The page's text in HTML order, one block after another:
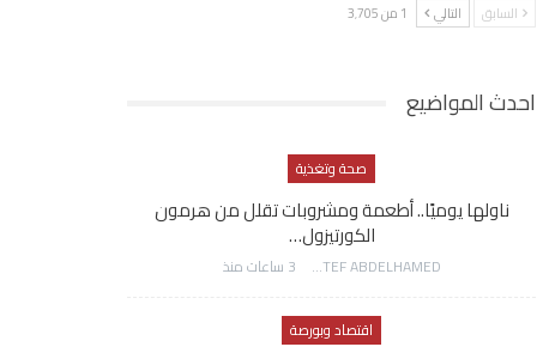
السابق التالي 1 من 3٬705
احدث المواضيع
صحة وتغذية
ناولها يوميًا.. أطعمة ومشروبات تقلل من هرمون
الكورتيزول…
AWATEF ABDELHAMED 3 ساعات منذ
اقتصاد وبورصة